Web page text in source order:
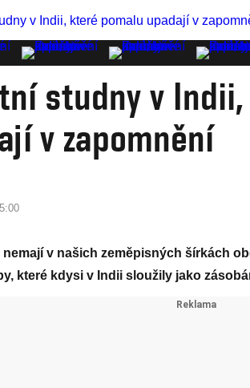
studny v
v zapomnění
v našich zeměpisných šírkách
které kdysi v Indii sloužily jako